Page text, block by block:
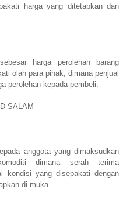
harga yang ditetapkan dan
harga perolehan barang
olah para pihak, dimana penjual
perolehan kepada pembeli.
SALAM
anggota yang dimaksudkan
dimana serah terima
kondisi yang disepakati dengan
di muka.